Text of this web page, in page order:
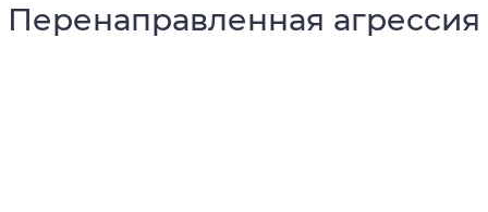
Перенаправленная агрессия